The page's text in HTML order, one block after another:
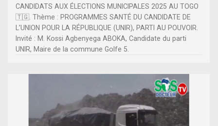
CANDIDATS AUX ÉLECTIONS MUNICIPALES 2025 AU TOGO
🇹🇬. Thème : PROGRAMMES SANTÉ DU CANDIDATE DE
L’UNION POUR LA RÉPUBLIQUE (UNIR), PARTI AU POUVOIR.
Invité : M. Kossi Agbenyega ABOKA, Candidate du parti
UNIR, Maire de la commune Golfe 5.